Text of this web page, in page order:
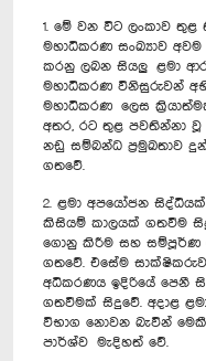
1. මේ වන විට ලංකාව
මහාධිකරණ සංඛ්‍යාව
කරනු ලබන සියලු ළමා
මහාධිකරණ විනිසුරුවන්
මහාධිකරණ ලෙස
අතර, රට තුළ පවතින්නා වූ
නඩු සම්බන්ධ ප්‍රමුඛතාව
ගතවේ.
2. ළමා අපයෝජන
කිසියම් කාලයක් ගතවීම
ගොනු කිරීම සහ සම්පූර්ණ
ගතවේ. එසේම
අධිකරණය ඉදිරියේ පෙනී
ගතවීමක් සිදුවේ. අදාළ
විභාග නොවන බැවින්
පාර්ශ්ව මැදිහත් වේ.